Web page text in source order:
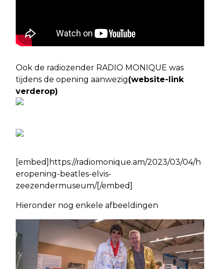
Ook de radiozender RADIO MONIQUE was
tijdens de opening aanwezig(website-link
verderop)
[embed]https://radiomonique.am/2023/03/04/h
eropening-beatles-elvis-
zeezendermuseum/[/embed]
Hieronder nog enkele afbeeldingen